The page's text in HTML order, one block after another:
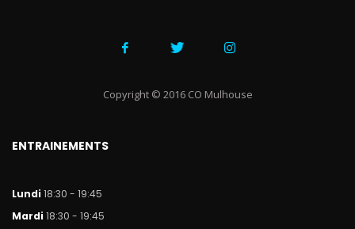
Copyright © 2016 CO Mulhouse
ENTRAINEMENTS
Lundi 18:30 - 19:45
Mardi 18:30 - 19:45